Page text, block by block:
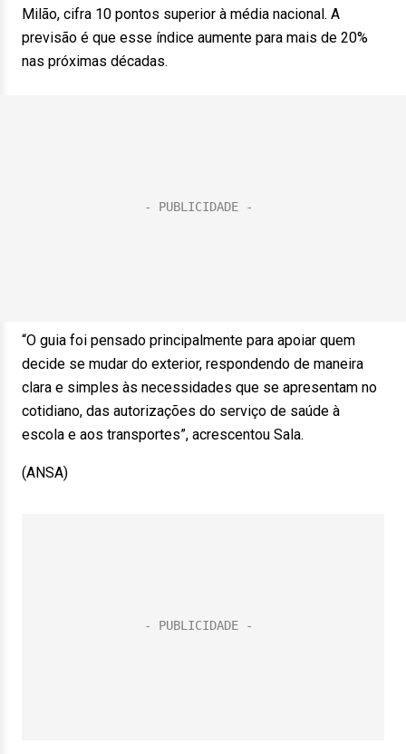
Milão, cifra 10 pontos superior à média nacional. A
previsão é que esse índice aumente para mais de 20%
nas próximas décadas.
“O guia foi pensado principalmente para apoiar quem
decide se mudar do exterior, respondendo de maneira
clara e simples às necessidades que se apresentam no
cotidiano, das autorizações do serviço de saúde à
escola e aos transportes”, acrescentou Sala.
(ANSA)